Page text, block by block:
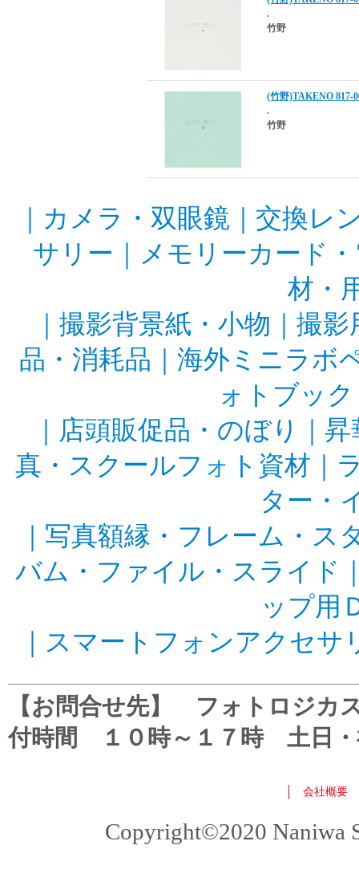
.
竹野
(竹野)TAKENO 817-
.
竹野
カメラ・双眼鏡
交換レ
サリー
メモリーカード
材・
撮影背景紙・小物
撮影
品・消耗品
海外ミニラボ
ォトブッ
店頭販促品・のぼり
昇
真・スクールフォト資材
ター・
写真額縁・フレーム・ス
バム・ファイル・スライド
ップ用
スマートフォンアクセサ
【お問合せ先】 フォトロジ
付時間 １０時～１７時 土日・
会社概要
Copyright©2020 Naniwa